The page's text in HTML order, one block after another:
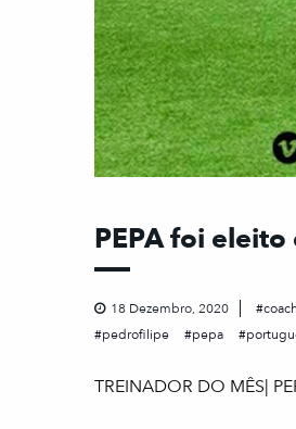
PEPA foi
18 Dezembro, 2020
pedrofilipe
pepa
TREINADOR DO MÊS|